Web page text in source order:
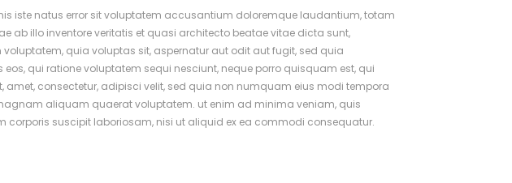
iste natus error sit voluptatem accusantium doloremque laudantium, totam
ab illo inventore veritatis et quasi architecto beatae vitae dicta sunt,
quia voluptas sit, aspernatur aut odit aut fugit, sed quia
qui ratione voluptatem sequi nesciunt, neque porro quisquam est, qui
amet, consectetur, adipisci velit, sed quia non numquam eius modi tempora
aliquam quaerat voluptatem. ut enim ad minima veniam, quis
corporis suscipit laboriosam, nisi ut aliquid ex ea commodi consequatur.